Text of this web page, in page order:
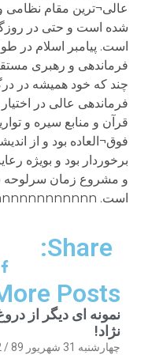
عالی¬ترین مقام نظامی
شده است و حتی در
است. پیامبر اسلام در
فرماندهی و رهبری
چند که خود همیشه در
قرآن و منابع سیره و
فوق¬العاده بود و از
برخوردار بود و بویژه
و مشروع زمان سرلوحه
است. nnnnnnnnnnnn
Share:
Posts
نمونه ای دیگر از
نژاد!